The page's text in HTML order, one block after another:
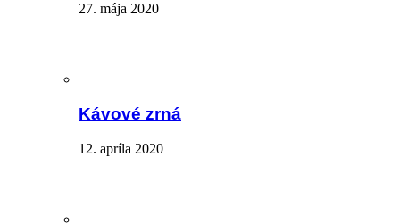
27. mája 2020
Kávové zrná
12. apríla 2020